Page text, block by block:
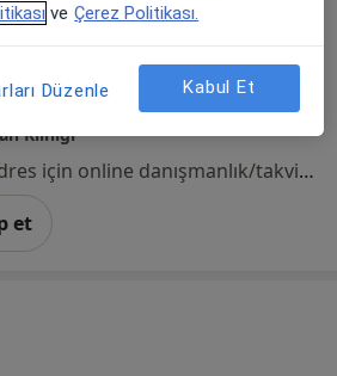
Abdurrahmangazi Mah. Ebubekir Cad. 38/B NO:7 Kat:4 ALP PLAZA Sancaktepe/İstanbul, İstanbul •Harita
Kliniği
Bu uzman ilgili adres için online danışmanlık/takvim sunmuyor.
et
ve Çerez Politikası.
Düzenle Kabul Et